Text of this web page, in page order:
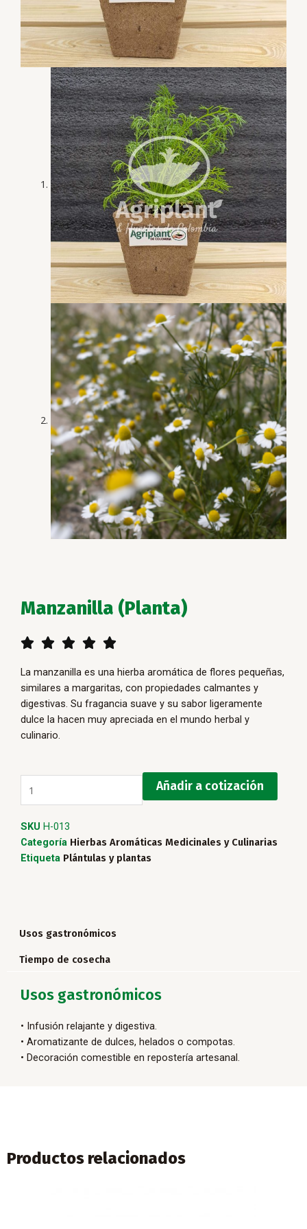
Manzanilla (Planta)
    5/5
La manzanilla es una hierba aromática de flores pequeñas,
similares a margaritas, con propiedades calmantes y
digestivas. Su fragancia suave y su sabor ligeramente
dulce la hacen muy apreciada en el mundo herbal y
culinario.
(Planta)
Añadir a cotización
SKU H-013
Categoría Hierbas Aromáticas Medicinales y Culinarias
Etiqueta Plántulas y plantas
Usos gastronómicos
Tiempo de cosecha
Usos gastronómicos
• Infusión relajante y digestiva.
• Aromatizante de dulces, helados o compotas.
• Decoración comestible en repostería artesanal.
Productos relacionados